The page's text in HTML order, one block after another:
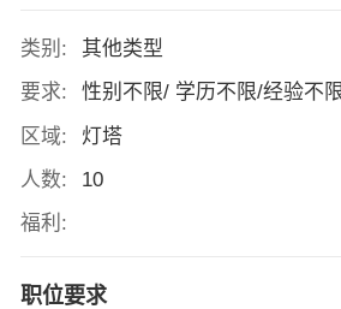
类别:
其他类型
要求:
性别不限/ 学历不限/经验不
区域:
灯塔
人数:
10
福利:
职位要求